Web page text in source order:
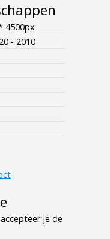
4500px
- 2010
je de